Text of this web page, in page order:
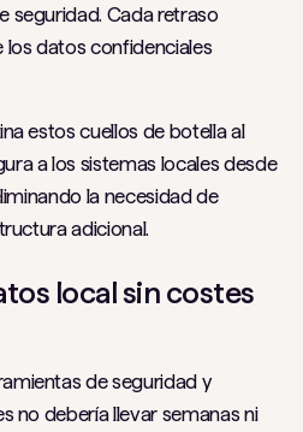
seguridad. Cada retraso
los datos confidenciales
estos cuellos de botella al
a los sistemas locales desde
la necesidad de
adicional.
local sin costes
de seguridad y
no debería llevar semanas ni